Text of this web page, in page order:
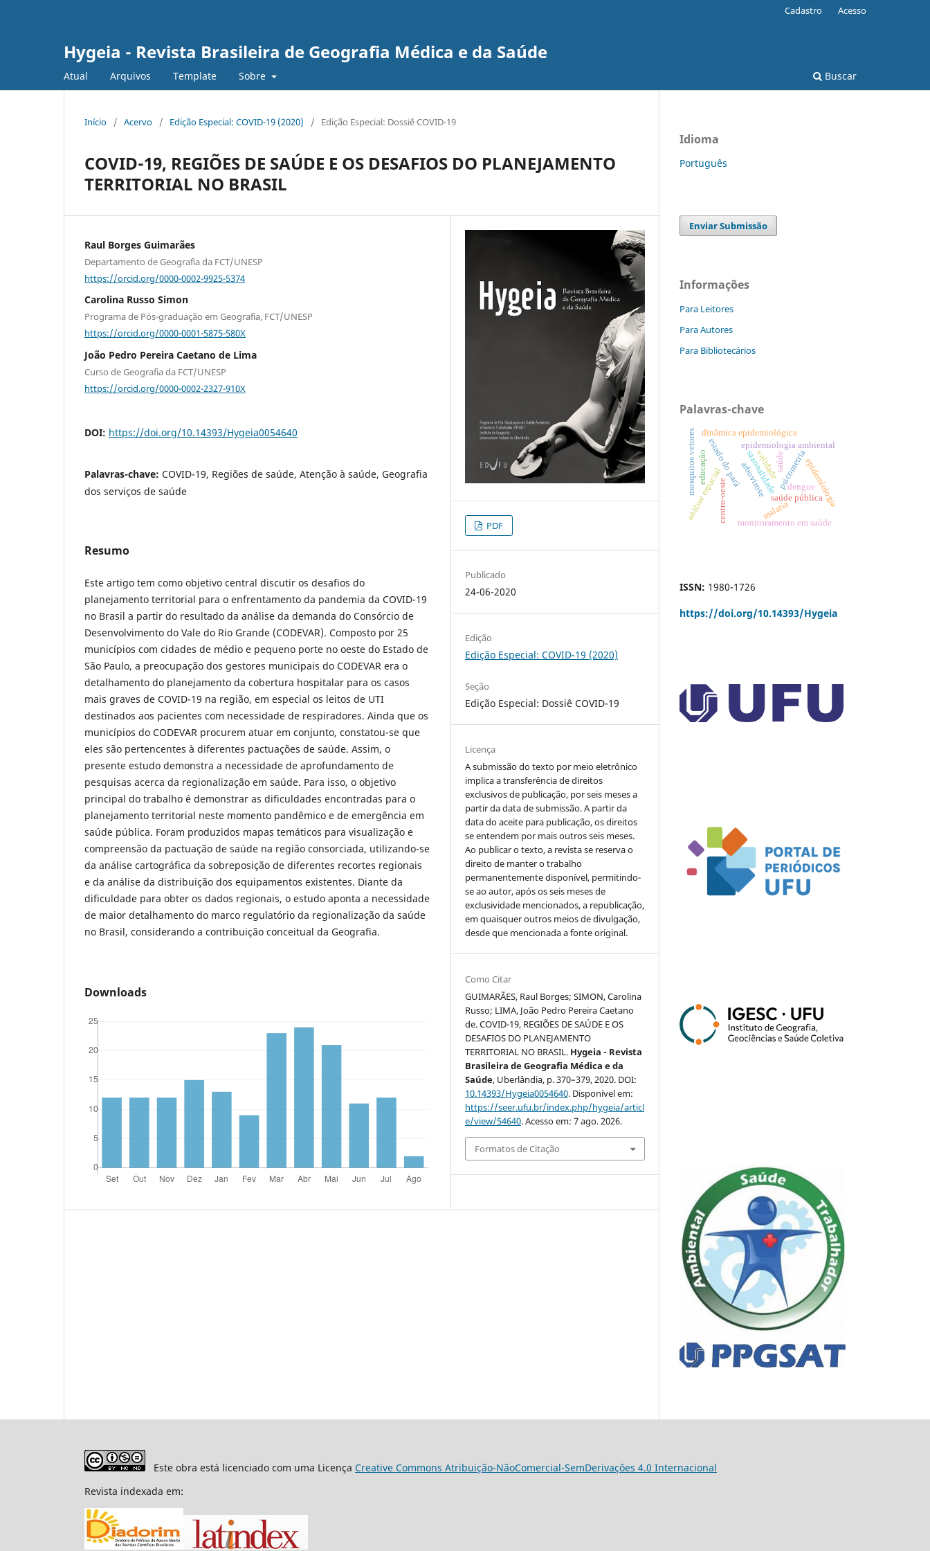
Hygeia - Revista Brasileira de Geografia Médica e da Saúde
Atual Arquivos Template Sobre Buscar
Cadastro Acesso
Início / Acervo / Edição Especial: COVID-19 (2020) / Edição Especial: Dossiê COVID-19
COVID-19, REGIÕES DE SAÚDE E OS DESAFIOS DO PLANEJAMENTO
TERRITORIAL NO BRASIL
Raul Borges Guimarães
Departamento de Geografia da FCT/UNESP
https://orcid.org/0000-0002-9925-5374
Carolina Russo Simon
Programa de Pós-graduação em Geografia, FCT/UNESP
https://orcid.org/0000-0001-5875-580X
João Pedro Pereira Caetano de Lima
Curso de Geografia da FCT/UNESP
https://orcid.org/0000-0002-2327-910X
DOI: https://doi.org/10.14393/Hygeia0054640
Palavras-chave: COVID-19, Regiões de saúde, Atenção à saúde, Geografia
dos serviços de saúde
Resumo
Este artigo tem como objetivo central discutir os desafios do
planejamento territorial para o enfrentamento da pandemia da COVID-19
no Brasil a partir do resultado da análise da demanda do Consórcio de
Desenvolvimento do Vale do Rio Grande (CODEVAR). Composto por 25
municípios com cidades de médio e pequeno porte no oeste do Estado de
São Paulo, a preocupação dos gestores municipais do CODEVAR era o
detalhamento do planejamento da cobertura hospitalar para os casos
mais graves de COVID-19 na região, em especial os leitos de UTI
destinados aos pacientes com necessidade de respiradores. Ainda que os
municípios do CODEVAR procurem atuar em conjunto, constatou-se que
eles são pertencentes à diferentes pactuações de saúde. Assim, o
presente estudo demonstra a necessidade de aprofundamento de
pesquisas acerca da regionalização em saúde. Para isso, o objetivo
principal do trabalho é demonstrar as dificuldades encontradas para o
planejamento territorial neste momento pandêmico e de emergência em
saúde pública. Foram produzidos mapas temáticos para visualização e
compreensão da pactuação de saúde na região consorciada, utilizando-se
da análise cartográfica da sobreposição de diferentes recortes regionais
e da análise da distribuição dos equipamentos existentes. Diante da
dificuldade para obter os dados regionais, o estudo aponta a necessidade
de maior detalhamento do marco regulatório da regionalização da saúde
no Brasil, considerando a contribuição conceitual da Geografia.
Downloads
PDF
Publicado
24-06-2020
Edição
Edição Especial: COVID-19 (2020)
Seção
Edição Especial: Dossiê COVID-19
Licença
A submissão do texto por meio eletrônico
implica a transferência de direitos
exclusivos de publicação, por seis meses a
partir da data de submissão. A partir da
data do aceite para publicação, os direitos
se entendem por mais outros seis meses.
Ao publicar o texto, a revista se reserva o
direito de manter o trabalho
permanentemente disponível, permitindo-
se ao autor, após os seis meses de
exclusividade mencionados, a republicação,
em quaisquer outros meios de divulgação,
desde que mencionada a fonte original.
Como Citar
GUIMARÃES, Raul Borges; SIMON, Carolina
Russo; LIMA, João Pedro Pereira Caetano
de. COVID-19, REGIÕES DE SAÚDE E OS
DESAFIOS DO PLANEJAMENTO
TERRITORIAL NO BRASIL. Hygeia - Revista
Brasileira de Geografia Médica e da
Saúde, Uberlândia, p. 370–379, 2020. DOI:
10.14393/Hygeia0054640. Disponível em:
https://seer.ufu.br/index.php/hygeia/articl
e/view/54640. Acesso em: 7 ago. 2026.
Formatos de Citação
Idioma
Português
Enviar Submissão
Informações
Para Leitores
Para Autores
Para Bibliotecários
Palavras-chave
sazonalidade
epidemiologia ambiental
saúde pública
estado do pará
análise espacial arbovirose
dinâmica epidemiológica
centro-oeste
psicometria
validade
malaria
epidemiologia
monitoramento em saúde
mosquitos vetores dengue
educação saúde
ISSN: 1980-1726
https://doi.org/10.14393/Hygeia
Este obra está licenciado com uma Licença Creative Commons Atribuição-NãoComercial-SemDerivações 4.0 Internacional
Revista indexada em: